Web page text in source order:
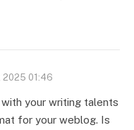
2025 01:46
your writing talents
for your weblog. Is